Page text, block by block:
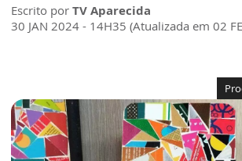
Escrito por TV Aparecida
30 JAN 2024 - 14H35 (Atualizada em 02